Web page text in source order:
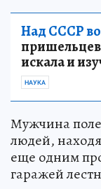
Над СССР
искала и
НАУКА
Мужчина
людей,
еще одним
гаражей